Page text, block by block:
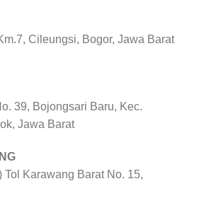
Cileungsi, Bogor, Jawa Barat
39, Bojongsari Baru, Kec.
Jawa Barat
Tol Karawang Barat No. 15,